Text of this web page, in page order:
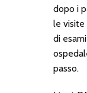
dopo i
le visite
di
passo.